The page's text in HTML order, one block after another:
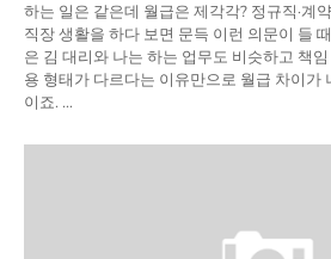
하는 일은 같은데 월급은 제각각? 정규직·계
직장 생활을 하다 보면 문득 이런 의문이 들
은 김 대리와 나는 하는 업무도 비슷하고 책
용 형태가 다르다는 이유만으로 월급 차이가
이죠. …